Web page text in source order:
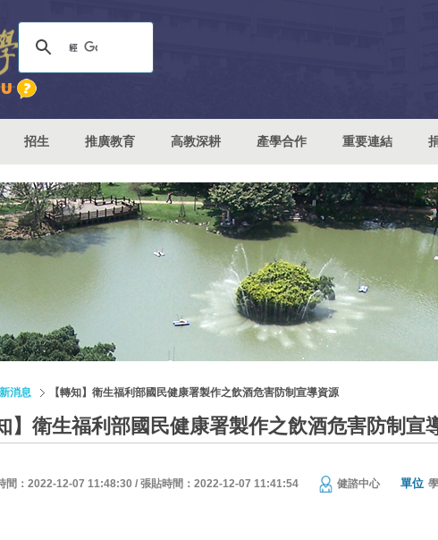
招生 推廣教育 高教深耕 產學合作 重要連結
消息 【轉知】衛生福利部國民健康署製作之飲酒危害防制宣導資源
】衛生福利部國民健康署製作之飲酒危害防制宣
間：2022-12-07 11:48:30 / 張貼時間：2022-12-07 11:41:54 健諮中心 單位